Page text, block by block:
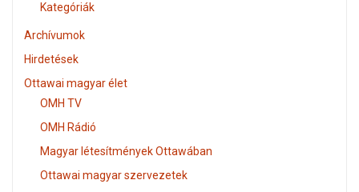
Kategóriák
Archívumok
Hirdetések
Ottawai magyar élet
OMH TV
OMH Rádió
Magyar létesítmények Ottawában
Ottawai magyar szervezetek